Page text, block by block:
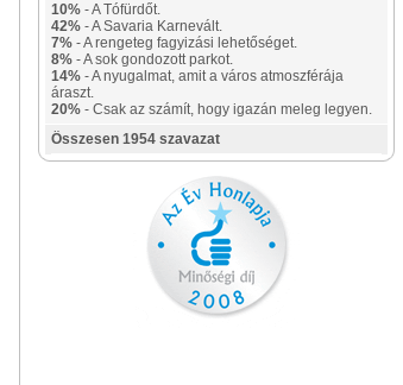
10% - A Tófürdőt.
42% - A Savaria Karnevált.
7% - A rengeteg fagyizási lehetőséget.
8% - A sok gondozott parkot.
14% - A nyugalmat, amit a város atmoszférája
áraszt.
20% - Csak az számít, hogy igazán meleg legyen.
Összesen 1954 szavazat